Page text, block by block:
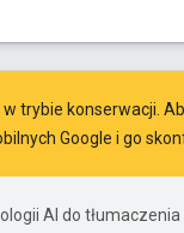
trybie konserwacji.
Google i go
AI do